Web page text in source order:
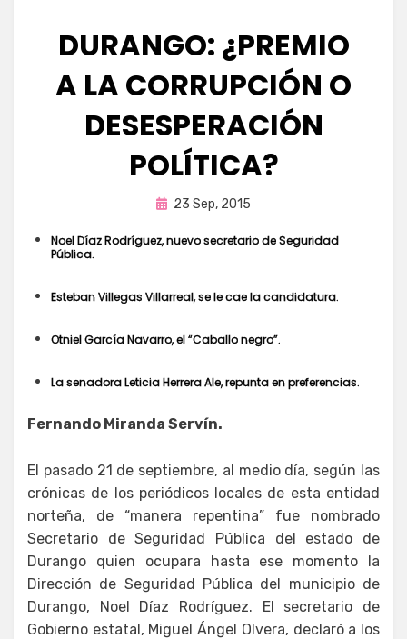
DURANGO: ¿PREMIO
A LA CORRUPCIÓN O
DESESPERACIÓN
POLÍTICA?
porEnrique
Publicada
23 Sep, 2015
Noel Díaz Rodríguez, nuevo secretario de Seguridad
Pública.
Esteban Villegas Villarreal, se le cae la candidatura.
Otniel García Navarro, el “Caballo negro”.
La senadora Leticia Herrera Ale, repunta en preferencias.
Fernando Miranda Servín.
El pasado 21 de septiembre, al medio día, según las
crónicas de los periódicos locales de esta entidad
norteña, de “manera repentina” fue nombrado
Secretario de Seguridad Pública del estado de
Durango quien ocupara hasta ese momento la
Dirección de Seguridad Pública del municipio de
Durango, Noel Díaz Rodríguez. El secretario de
Gobierno estatal, Miguel Ángel Olvera, declaró a los